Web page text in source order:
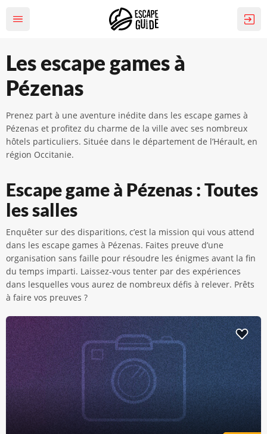
Les escape games à
Pézenas
Prenez part à une aventure inédite dans les escape games à
Pézenas et profitez du charme de la ville avec ses nombreux
hôtels particuliers. Située dans le département de l’Hérault, en
région Occitanie.
Escape game à Pézenas : Toutes
les salles
Enquêter sur des disparitions, c’est la mission qui vous attend
dans les escape games à Pézenas. Faites preuve d’une
organisation sans faille pour résoudre les énigmes avant la fin
du temps imparti. Laissez-vous tenter par des expériences
dans lesquelles vous aurez de nombreux défis à relever. Prêts
à faire vos preuves ?